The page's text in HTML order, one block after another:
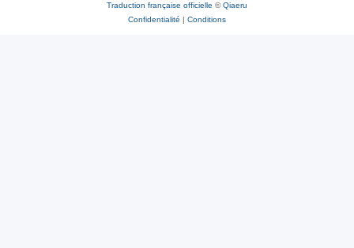
Traduction française officielle ©Qiaeru
Confidentialité | Conditions